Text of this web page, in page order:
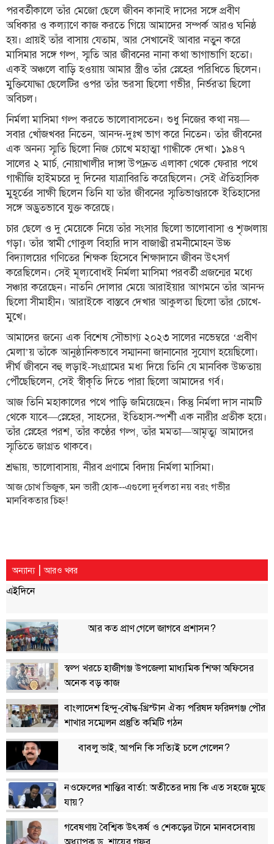
ভ্রমণ
লাইফস্টাইল
এক্সক্লুসিভ
সোস্যাল
মিডিয়া
গণমাধ্যম
রাজধানী
ইতিহাস
কথা
কয়
ক্যারিয়ার
চাকুরি
সৌখিন
ফটোগ্রাফার
বিতর্কায়ন
নারীকণ্ঠ
চাঁদপুর
কণ্ঠের
প্রতিষ্ঠাবার্ষিকী
ছবি
ভিডিও
আর্কাইভ
পরবর্তীকালে তাঁর মেজো ছেলে জীবন কানাই দাসের সঙ্গে প্রবীণ
অধিকার ও কল্যাণে কাজ করতে গিয়ে আমাদের সম্পর্ক আরও ঘনিষ্ঠ
হয়। প্রায়ই তাঁর বাসায় যেতাম, আর সেখানেই আবার নতুন করে
মাসিমার সঙ্গে গল্প, স্মৃতি আর জীবনের নানা কথা ভাগাভাগি হতো।
একই অঞ্চলে বাড়ি হওয়ায় আমার স্ত্রীও তাঁর স্নেহের পরিধিতে ছিলেন।
মুক্তিযোদ্ধা ছেলেটির ওপর তাঁর ভরসা ছিলো গভীর, নির্ভরতা ছিলো
অবিচল।
নির্মলা মাসিমা গল্প করতে ভালোবাসতেন। শুধু নিজের কথা নয়—
সবার খোঁজখবর নিতেন, আনন্দ-দুঃখ ভাগ করে নিতেন। তাঁর জীবনের
এক অনন্য স্মৃতি ছিলো নিজ চোখে মহাত্মা গান্ধীকে দেখা। ১৯৪৭
সালের ২ মার্চ, নোয়াখালীর দাঙ্গা উপদ্রুত এলাকা থেকে ফেরার পথে
গান্ধীজি হাইমচরে দু দিনের যাত্রাবিরতি করেছিলেন। সেই ঐতিহাসিক
মুহূর্তের সাক্ষী ছিলেন তিনি যা তাঁর জীবনের স্মৃতিভাণ্ডারকে ইতিহাসের
সঙ্গে অদ্ভুতভাবে যুক্ত করেছে।
চার ছেলে ও দু মেয়েকে নিয়ে তাঁর সংসার ছিলো ভালোবাসা ও শৃঙ্খলায়
গড়া। তাঁর স্বামী গোকুল বিহারি দাস বাজাপ্তী রমনীমোহন উচ্চ
বিদ্যালয়ের গণিতের শিক্ষক হিসেবে শিক্ষাদানে জীবন উৎসর্গ
করেছিলেন। সেই মূল্যবোধই নির্মলা মাসিমা পরবর্তী প্রজন্মের মধ্যে
সঞ্চার করেছেন। নাতনি দোলার মেয়ে আরাইয়ার আগমনে তাঁর আনন্দ
ছিলো সীমাহীন। আরাইকে বাস্তবে দেখার আকুলতা ছিলো তাঁর চোখে-
মুখে।
আমাদের জন্যে এক বিশেষ সৌভাগ্য ২০২৩ সালের নভেম্বরে ‘প্রবীণ
মেলা’য় তাঁকে আনুষ্ঠানিকভাবে সম্মাননা জানানোর সুযোগ হয়েছিলো।
দীর্ঘ জীবনে বহু লড়াই-সংগ্রামের মধ্য দিয়ে তিনি যে মানবিক উচ্চতায়
পৌঁছেছিলেন, সেই স্বীকৃতি দিতে পারা ছিলো আমাদের গর্ব।
আজ তিনি মহাকালের পথে পাড়ি জমিয়েছেন। কিন্তু নির্মলা দাস নামটি
থেকে যাবে—স্নেহের, সাহসের, ইতিহাস-স্পর্শী এক নারীর প্রতীক হয়ে।
তাঁর স্নেহের পরশ, তাঁর কণ্ঠের গল্প, তাঁর মমতা—আমৃত্যু আমাদের
স্মৃতিতে জাগ্রত থাকবে।
শ্রদ্ধায়, ভালোবাসায়, নীরব প্রণামে বিদায় নির্মলা মাসিমা।
আজ চোখ ভিজুক, মন ভারী হোক--এগুলো দুর্বলতা নয় বরং গভীর
মানবিকতার চিহ্ন!
অন্যান্য | আরও খবর
এইদিনে
আর কত প্রাণ গেলে জাগবে প্রশাসন?
স্বল্প খরচে হাজীগঞ্জ উপজেলা মাধ্যমিক শিক্ষা অফিসের
অনেক বড় কাজ
বাংলাদেশ হিন্দু-বৌদ্ধ-খ্রিস্টান ঐক্য পরিষদ ফরিদগঞ্জ পৌর
শাখার সম্মেলন প্রস্তুতি কমিটি গঠন
বাবলু ভাই, আপনি কি সত্যিই চলে গেলেন?
নওফেলের শান্তির বার্তা: অতীতের দায় কি এত সহজে মুছে
যায়?
গবেষণায় বৈশ্বিক উৎকর্ষ ও শেকড়ের টানে মানবসেবায়